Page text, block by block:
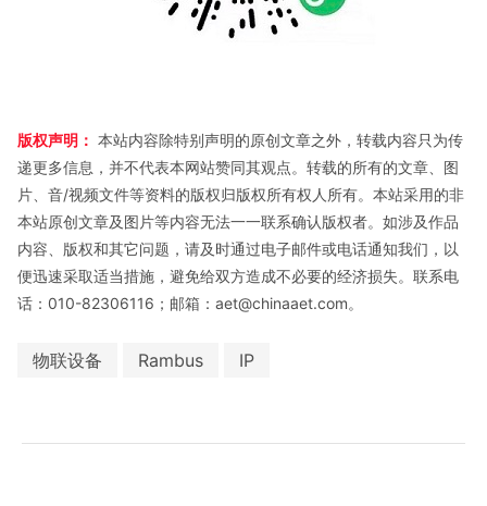
版权声明： 本站内容除特别声明的原创文章之外，转载内容只为传
递更多信息，并不代表本网站赞同其观点。转载的所有的文章、图
片、音/视频文件等资料的版权归版权所有权人所有。本站采用的非
本站原创文章及图片等内容无法一一联系确认版权者。如涉及作品
内容、版权和其它问题，请及时通过电子邮件或电话通知我们，以
便迅速采取适当措施，避免给双方造成不必要的经济损失。联系电
话：010-82306116；邮箱：aet@chinaaet.com。
物联设备 Rambus IP